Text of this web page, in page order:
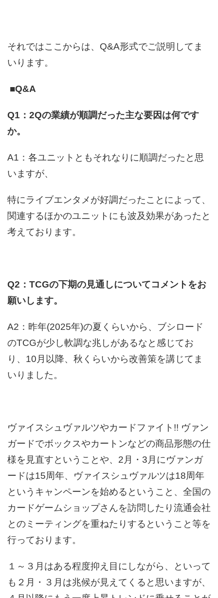
それではここからは、Q&A形式でご説明してま
いります。
■Q&A
Q1：2Qの業績が順調だった主な要因は何です
か。
A1：各ユニットともそれなりに順調だったと思
いますが、
特にライブエンタメが好調だったことによって、
関連するほかのユニットにも波及効果があったと
考えております。
Q2：TCGの下期の見通しについてコメントをお
願いします。
A2：昨年(2025年)の夏くらいから、ブシロード
のTCGが少し軟調な兆しがあるなと感じてお
り、10月以降、秋くらいから改善策を講じてま
いりました。
ヴァイスシュヴァルツやカードファイト!! ヴァン
ガードでボックスやカートンなどの商品形態の仕
様を見直すということや、2月・3月にヴァンガ
ードは15周年、ヴァイスシュヴァルツは18周年
というキャンペーンを始めるということ、全国の
カードゲームショップさんを訪問したり流通会社
とのミーティングを重ねたりするということ等を
行っております。
１～３月はある程度抑え目にしながら、といって
も２月・３月は兆候が見えてくると思いますが、